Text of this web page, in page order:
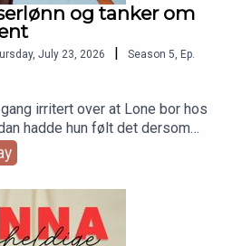
og tanker om
July 23, 2026 | Season 5 Ep.
irritert over at Lone bor hos
hadde hun følt det dersom
flere barn? Hanna OG Lone
og hva de får i lønn i måneden.
Blant annet andre duoer,
og skandaler i bransjen!